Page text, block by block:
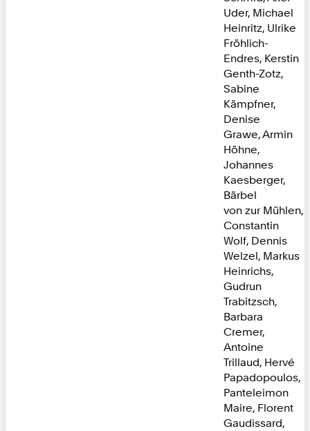
Uder, Michael
Heinritz, Ulrike
Fröhlich-
Endres, Kerstin
Genth-Zotz,
Sabine
Kämpfner,
Denise
Grawe, Armin
Höhne,
Johannes
Kaesberger,
Bärbel
von zur Mühlen,
Constantin
Wolf, Dennis
Welzel, Markus
Heinrichs,
Gudrun
Trabitzsch,
Barbara
Cremer,
Antoine
Trillaud, Hervé
Papadopoulos,
Panteleimon
Maire, Florent
Gaudissard,